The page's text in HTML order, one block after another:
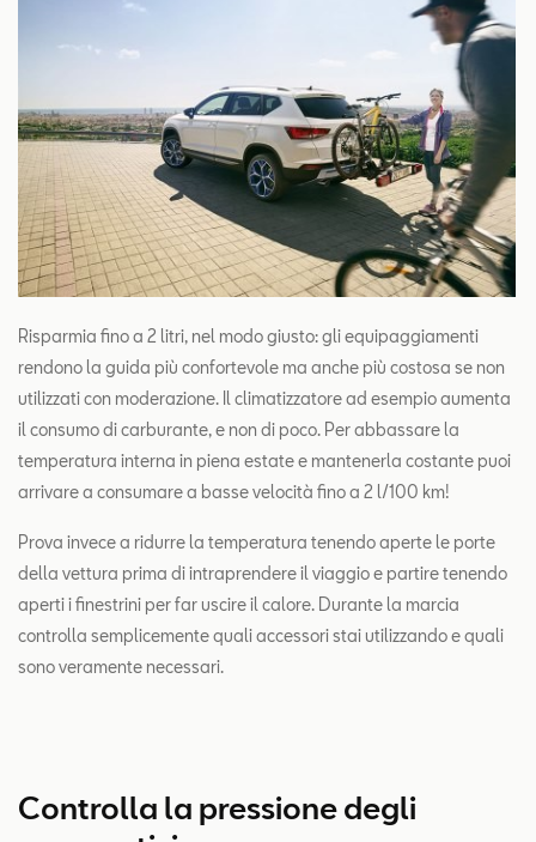
Risparmia fino a 2 litri, nel modo giusto: gli equipaggiamenti
rendono la guida più confortevole ma anche più costosa se non
utilizzati con moderazione. Il climatizzatore ad esempio aumenta
il consumo di carburante, e non di poco. Per abbassare la
temperatura interna in piena estate e mantenerla costante puoi
arrivare a consumare a basse velocità fino a 2 l/100 km!
Prova invece a ridurre la temperatura tenendo aperte le porte
della vettura prima di intraprendere il viaggio e partire tenendo
aperti i finestrini per far uscire il calore. Durante la marcia
controlla semplicemente quali accessori stai utilizzando e quali
sono veramente necessari.
Controlla la pressione degli